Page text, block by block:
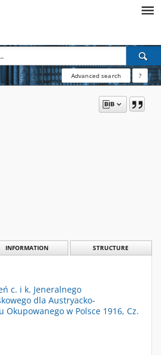
Advanced search ?
INFORMATION STRUCTURE
c. i k. Jeneralnego
dla Austryacko-
Okupowanego w Polsce 1916, Cz.